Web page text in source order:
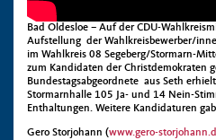
Bad Oldesloe – Auf der CDU-
Aufstellung der Wahlkreisbewerber/
im Wahlkreis 08 Segeberg/Stormarn-
zum Kandidaten der Christdemokraten
Bundestagsabgeordnete aus Seth
Stormarnhalle 105 Ja- und 14 Nein-
Enthaltungen. Weitere Kandidaturen
Gero Storjohann (www.gero-